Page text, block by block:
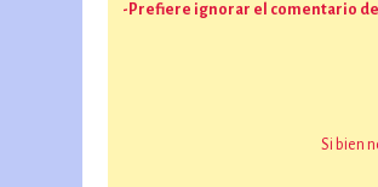
-Prefiere ignorar el comentario
Si bien